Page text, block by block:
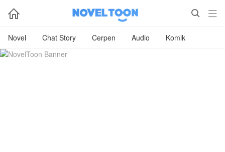
  
Novel Chat Story Cerpen Audio Komik